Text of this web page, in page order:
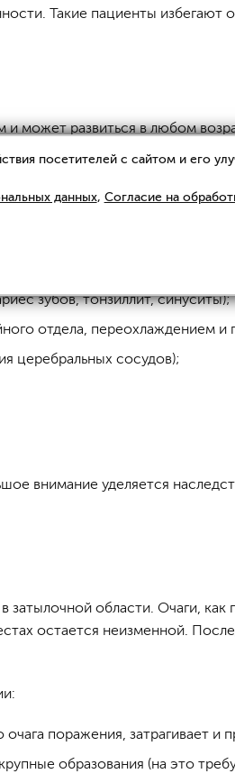
Такие пациенты
может развиться в любом
тем, что под
(выпадение).
так как в ее основе лежат
психогенным, вегетативным и
зубов, тонзиллит, синуситы);
отдела, переохлаждением и
церебральных сосудов);
внимание уделяется
затылочной области. Очаги,
остается неизменной.
поражения, затрагивает и
образования (на это
посетителей с сайтом и его
данных, Согласие на